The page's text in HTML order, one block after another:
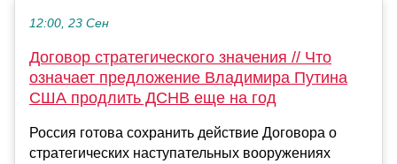
12:00, 23 Сен
Договор стратегического значения // Что
означает предложение Владимира Путина
США продлить ДСНВ еще на год
Россия готова сохранить действие Договора о
стратегических наступательных вооружениях